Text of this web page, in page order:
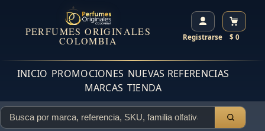
PERFUMES ORIGINALES
COLOMBIA Registrarse $ 0
INICIO PROMOCIONES NUEVAS REFERENCIAS
MARCAS TIENDA